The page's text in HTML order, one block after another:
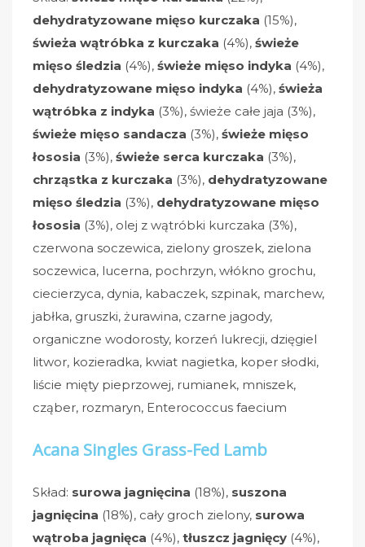
dehydratyzowane mięso kurczaka (15%),
świeża wątróbka z kurczaka (4%), świeże
mięso śledzia (4%), świeże mięso indyka (4%),
dehydratyzowane mięso indyka (4%), świeża
wątróbka z indyka (3%), świeże całe jaja (3%),
świeże mięso sandacza (3%), świeże mięso
łososia (3%), świeże serca kurczaka (3%),
chrząstka z kurczaka (3%), dehydratyzowane
mięso śledzia (3%), dehydratyzowane mięso
łososia (3%), olej z wątróbki kurczaka (3%),
czerwona soczewica, zielony groszek, zielona
soczewica, lucerna, pochrzyn, włókno grochu,
ciecierzyca, dynia, kabaczek, szpinak, marchew,
jabłka, gruszki, żurawina, czarne jagody,
organiczne wodorosty, korzeń lukrecji, dzięgiel
litwor, kozieradka, kwiat nagietka, koper słodki,
liście mięty pieprzowej, rumianek, mniszek,
cząber, rozmaryn, Enterococcus faecium
Acana Singles Grass-Fed Lamb
Skład: surowa jagnięcina (18%), suszona
jagnięcina (18%), cały groch zielony, surowa
wątroba jagnięca (4%), tłuszcz jagnięcy (4%),